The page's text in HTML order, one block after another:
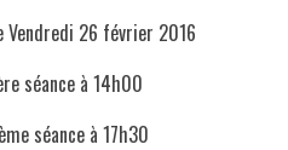
Vendredi 26 février 2016
séance à 14h00
séance à 17h30